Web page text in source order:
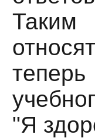
Таким
"Я